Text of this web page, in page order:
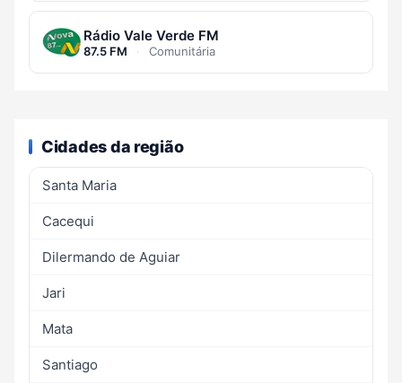
Rádio Vale Verde FM
87.5 FM · Comunitária
Cidades da região
Santa Maria
Cacequi
Dilermando de Aguiar
Jari
Mata
Santiago